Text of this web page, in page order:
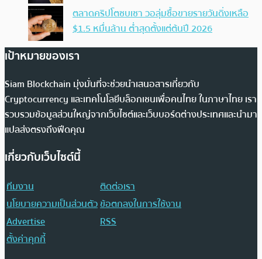
ตลาดคริปโตซบเซา วอลุ่มซื้อขายรายวันดิ่งเหลือ
$1.5 หมื่นล้าน ต่ำสุดตั้งแต่ต้นปี 2026
เป้าหมายของเรา
Siam Blockchain มุ่งมั่นที่จะช่วยนำเสนอสารเกี่ยวกับ
Cryptocurrency และเทคโนโลยีบล็อกเชนเพื่อคนไทย ในภาษาไทย เรา
รวบรวมข้อมูลส่วนใหญ่จากเว็บไซต์และเว็บบอร์ดต่างประเทศและนำมา
แปลส่งตรงถึงฟีดคุณ
เกี่ยวกับเว็บไซต์นี้
ทีมงาน
ติดต่อเรา
นโยบายความเป็นส่วนตัวข้อตกลงในการใช้งาน
Advertise
RSS
ตั้งค่าคุกกี้